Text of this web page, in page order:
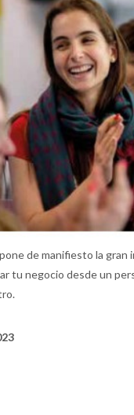
de manifiesto la
tu negocio desde un